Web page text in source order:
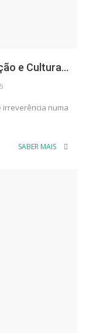
e Cultura...
irreverência numa
SABER MAIS